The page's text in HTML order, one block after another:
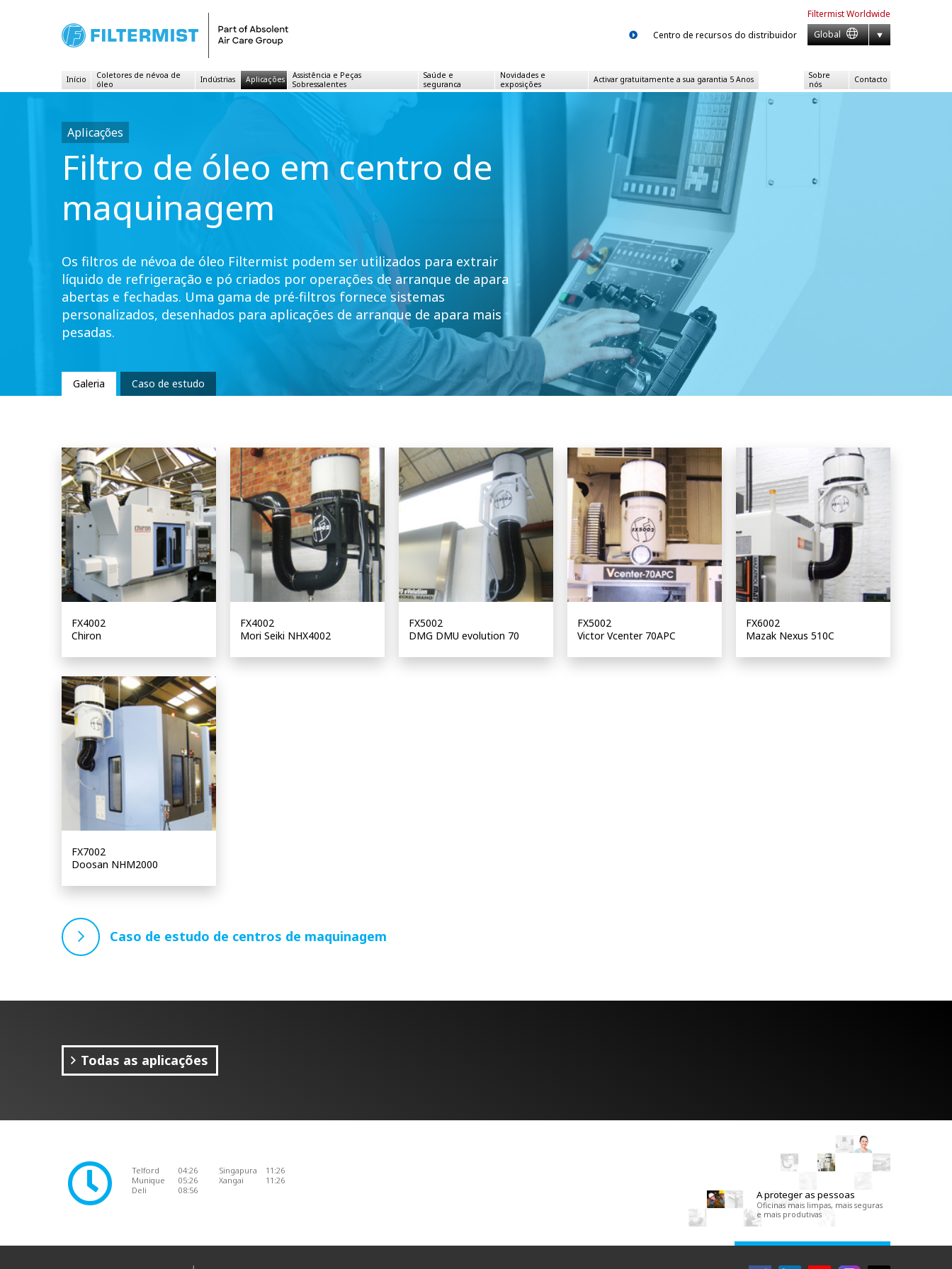
Centro de recursos do distribuidor
FiltermistWorldwide
Global
Início
Coletores de névoa de
óleo
Indústrias Aplicações Assistência e Peças
Sobressalentes
Saúde e
seguranca
Novidades e
exposições
Activar gratuitamente a sua garantia 5 Anos
Sobre
nós
Contacto
Aplicações
Filtro de óleo em centro de
maquinagem
Os filtros de névoa de óleo Filtermist podem ser utilizados para extrair
líquido de refrigeração e pó criados por operações de arranque de apara
abertas e fechadas. Uma gama de pré-filtros fornece sistemas
personalizados, desenhados para aplicações de arranque de apara mais
pesadas.
Galeria Caso de estudo
FX4002
Chiron
FX4002
Mori Seiki NHX4002
FX5002
DMG DMU evolution 70
FX5002
Victor Vcenter 70APC
FX6002
Mazak Nexus 510C
FX7002
Doosan NHM2000
Caso de estudo de centros de maquinagem
Todas as aplicações
Telford
04:26
Munique
05:26
Deli
08:56
Singapura
11:26
Xangai
11:26
A proteger as pessoas
Oficinas mais limpas, mais seguras
e mais produtivas